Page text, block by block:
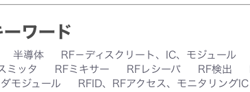
ーワード
半導体 RF－ディスクリート、IC、モジュール
ミッタ
RFミキサー RFレシーバ RF検出
モジュール
RFID、RFアクセス、モニタリングIC